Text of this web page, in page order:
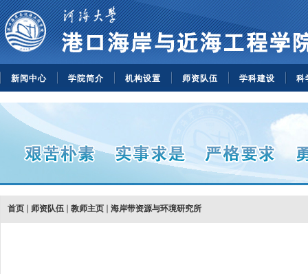
新闻中心 学院简介 机构设置 师资队伍 学科建设 科
首页 师资队伍 教师主页 海岸带资源与环境研究所